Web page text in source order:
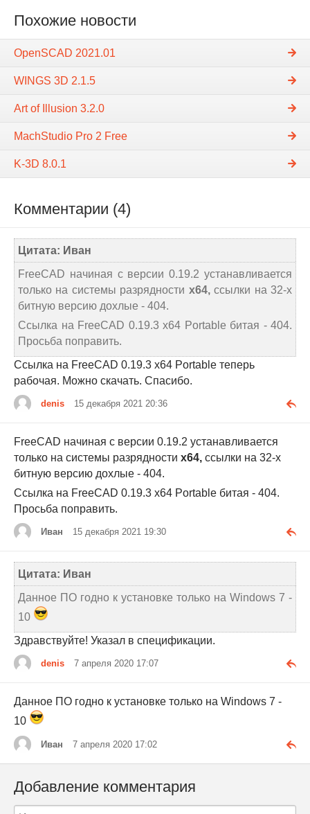
Похожие новости
OpenSCAD 2021.01
WINGS 3D 2.1.5
Art of Illusion 3.2.0
MachStudio Pro 2 Free
K-3D 8.0.1
Комментарии (4)
Цитата: Иван
FreeCAD начиная с версии 0.19.2 устанавливается
только на системы разрядности х64,ссылки на 32-х
битную версию дохлые - 404.
Ссылка на FreeCAD 0.19.3 x64 Portable битая - 404.
Просьба поправить.
Ссылка на FreeCAD 0.19.3 x64 Portable теперь
рабочая. Можно скачать. Спасибо.
denis 15 декабря 2021 20:36
FreeCAD начиная с версии 0.19.2 устанавливается
только на системы разрядности х64, ссылки на 32-х
битную версию дохлые - 404.
Ссылка на FreeCAD 0.19.3 x64 Portable битая - 404.
Просьба поправить.
Иван 15 декабря 2021 19:30
Цитата: Иван
Данное ПО годно к установке только на Windows 7 -
10
Здравствуйте! Указал в спецификации.
denis 7 апреля 2020 17:07
Данное ПО годно к установке только на Windows 7 -
10
Иван 7 апреля 2020 17:02
Добавление комментария